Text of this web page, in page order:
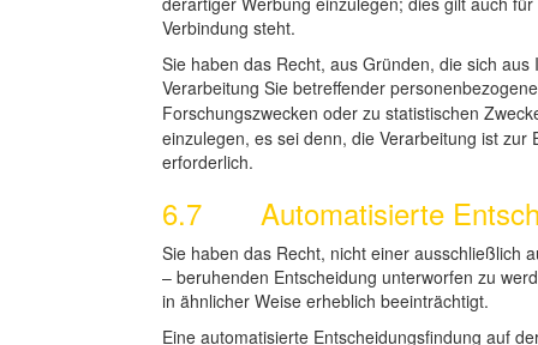
Verbindung steht.
Sie haben das Recht, aus Gründen, die sich
Verarbeitung Sie betreffender
Forschungszwecken oder zu statistischen
einzulegen, es sei denn, die Verarbeitung ist
erforderlich.
6.7 Automatisierte
Sie haben das Recht, nicht einer ausschließlich
– beruhenden Entscheidung unterworfen zu
in ähnlicher Weise erheblich beeinträchtigt.
Eine automatisierte Entscheidungsfindung auf